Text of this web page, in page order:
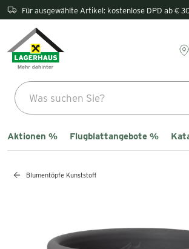
Rückgabe direkt im Lagerhaus
Aktionen % Flugblattangebote %
Blumentöpfe Kunststoff